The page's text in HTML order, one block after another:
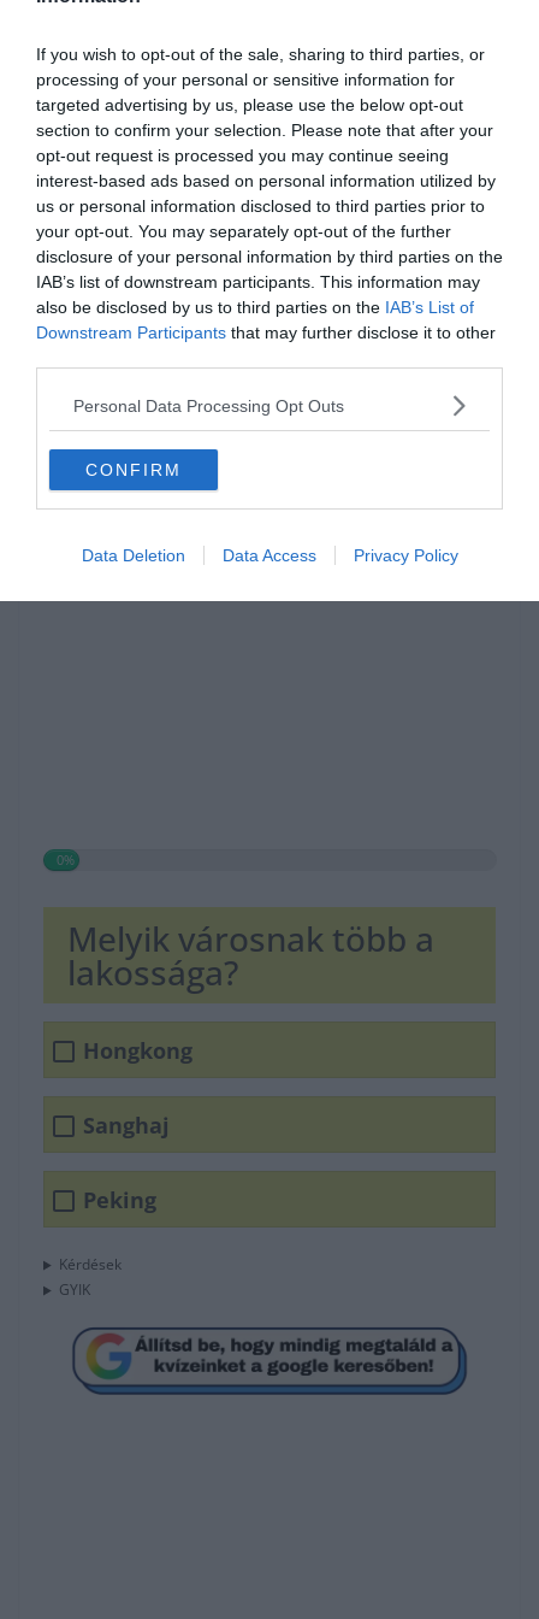
If you wish to opt-out of the sale, sharing to third parties, or
processing of your personal or sensitive information for
targeted advertising by us, please use the below opt-out
section to confirm your selection. Please note that after your
opt-out request is processed you may continue seeing
interest-based ads based on personal information utilized by
us or personal information disclosed to third parties prior to
your opt-out. You may separately opt-out of the further
disclosure of your personal information by third parties on the
IAB’s list of downstream participants. This information may
also be disclosed by us to third parties on the IAB’s List of
Downstream Participants that may further disclose it to other
Personal Data Processing Opt Outs
CONFIRM
Data Deletion Data Access Privacy Policy
után inkább lazítanál egy kicsit, a
Keresztlabda YouTube csatornaszórakoztató
és látványos videói tökéletes kikapcsolódást
biztosítanak.
Hirdetés
0%
Melyik városnak több a
lakossága?
Hongkong
Sanghaj
Peking
Kérdések
GYIK